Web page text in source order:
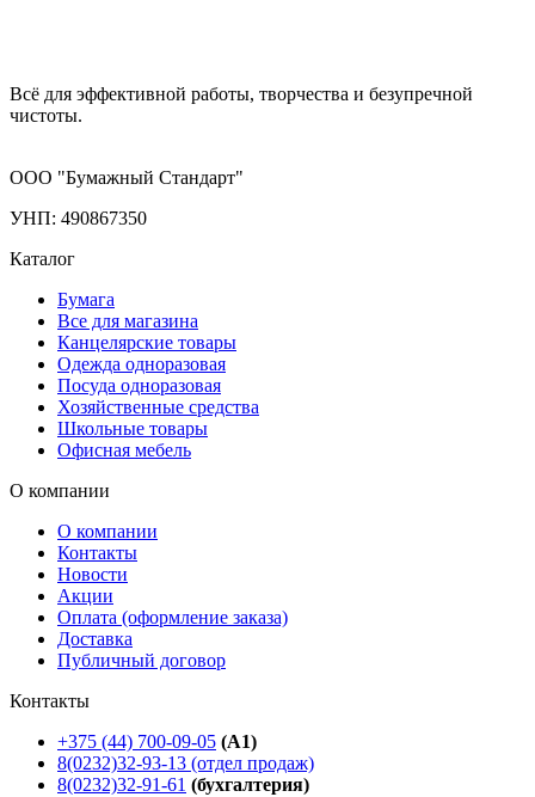
Всё для эффективной работы, творчества и безупречной
чистоты.
ООО "Бумажный Стандарт"
УНП: 490867350
Каталог
Бумага
Все для магазина
Канцелярские товары
Одежда одноразовая
Посуда одноразовая
Хозяйственные средства
Школьные товары
Офисная мебель
О компании
О компании
Контакты
Новости
Акции
Оплата (оформление заказа)
Доставка
Публичный договор
Контакты
+375 (44) 700-09-05 (A1)
8(0232)32-93-13 (отдел продаж)
8(0232)32-91-61 (бухгалтерия)